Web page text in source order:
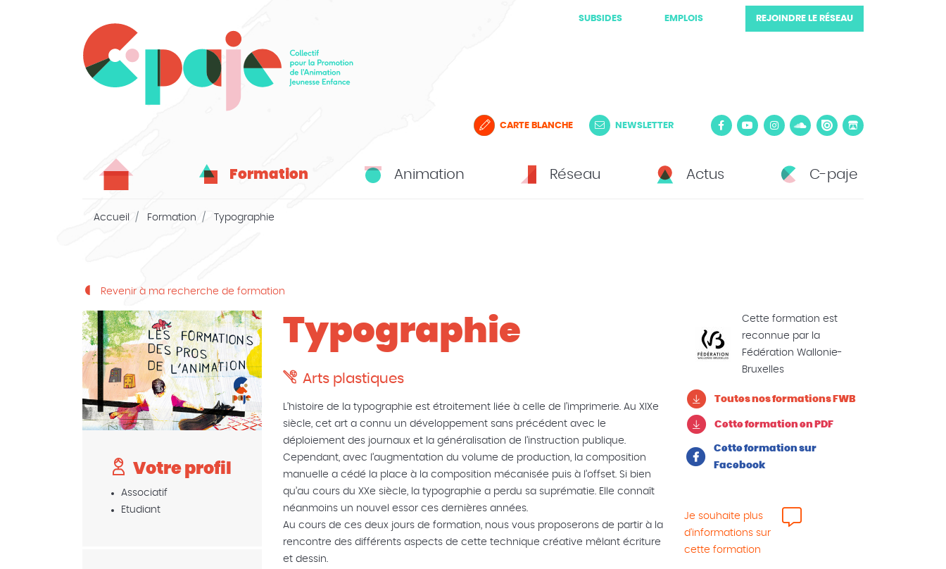
SUBSIDES EMPLOIS REJOINDRE LE RÉSEAU
CARTE BLANCHE NEWSLETTER
Formation Animation Réseau Actus C-paje
Accueil Formation Typographie
Revenir à ma recherche de formation
Votre profil
Associatif
Etudiant
Typographie
Arts plastiques
L’histoire de la typographie est étroitement liée à celle de l’imprimerie. Au XIXe
siècle, cet art a connu un développement sans précédent avec le
déploiement des journaux et la généralisation de l’instruction publique.
Cependant, avec l’augmentation du volume de production, la composition
manuelle a cédé la place à la composition mécanisée puis à l’offset. Si bien
qu’au cours du XXe siècle, la typographie a perdu sa suprématie. Elle connaît
néanmoins un nouvel essor ces dernières années.
Au cours de ces deux jours de formation, nous vous proposerons de partir à la
rencontre des différents aspects de cette technique créative mêlant écriture
et dessin.
Cette formation est
reconnue par la
Fédération Wallonie-
Bruxelles
Toutes nos formations FWB
Cette formation en PDF
Cette formation sur
Facebook
Je souhaite plus
d'informations sur
cette formation